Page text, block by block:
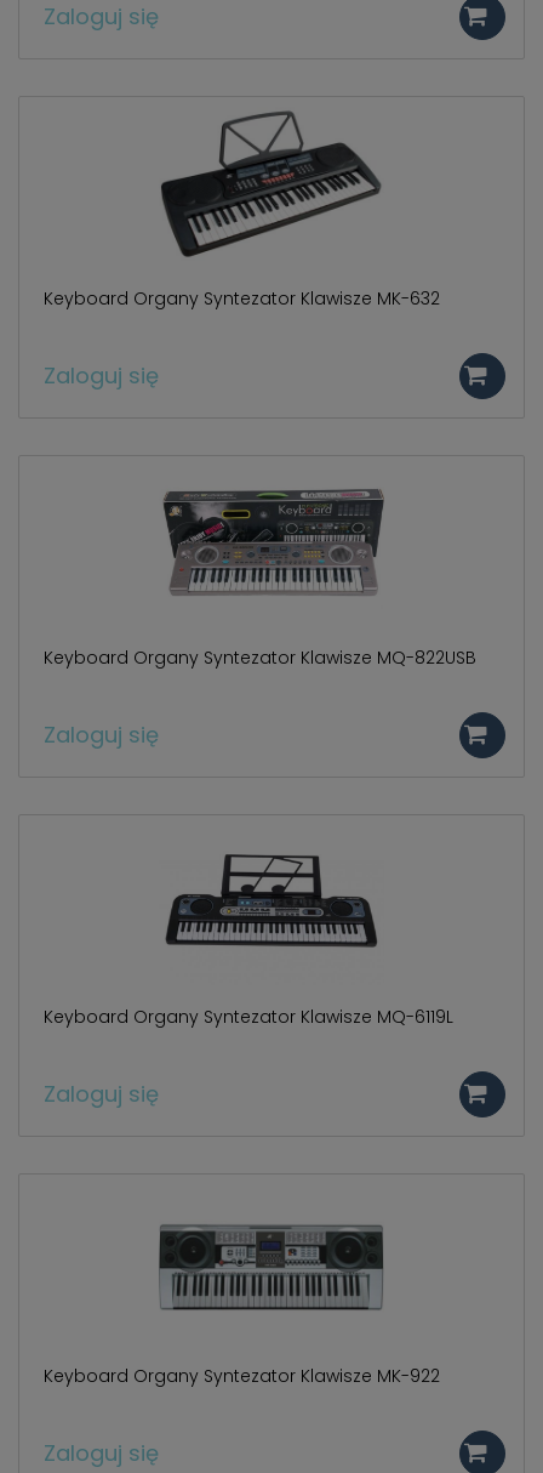
Zaloguj się
Keyboard Organy Syntezator Klawisze MK-632
Zaloguj się
Keyboard Organy Syntezator Klawisze MQ-822USB
Zaloguj się
Keyboard Organy Syntezator Klawisze MQ-6119L
Zaloguj się
Keyboard Organy Syntezator Klawisze MK-922
Zaloguj się